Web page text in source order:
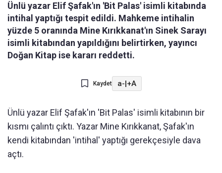
Ünlü yazar Elif Şafak'ın 'Bit Palas' isimli kitabında
intihal yaptığı tespit edildi. Mahkeme intihalin
yüzde 5 oranında Mine Kırıkkanat'ın Sinek Sarayı
isimli kitabından yapıldığını belirtirken, yayıncı
Doğan Kitap ise kararı reddetti.
Kaydet a-|+A
Ünlü yazar Elif Şafak'ın 'Bit Palas' isimli kitabının bir
kısmı çalıntı çıktı. Yazar Mine Kırıkkanat, Şafak'ın
kendi kitabından 'intihal' yaptığı gerekçesiyle dava
açtı.